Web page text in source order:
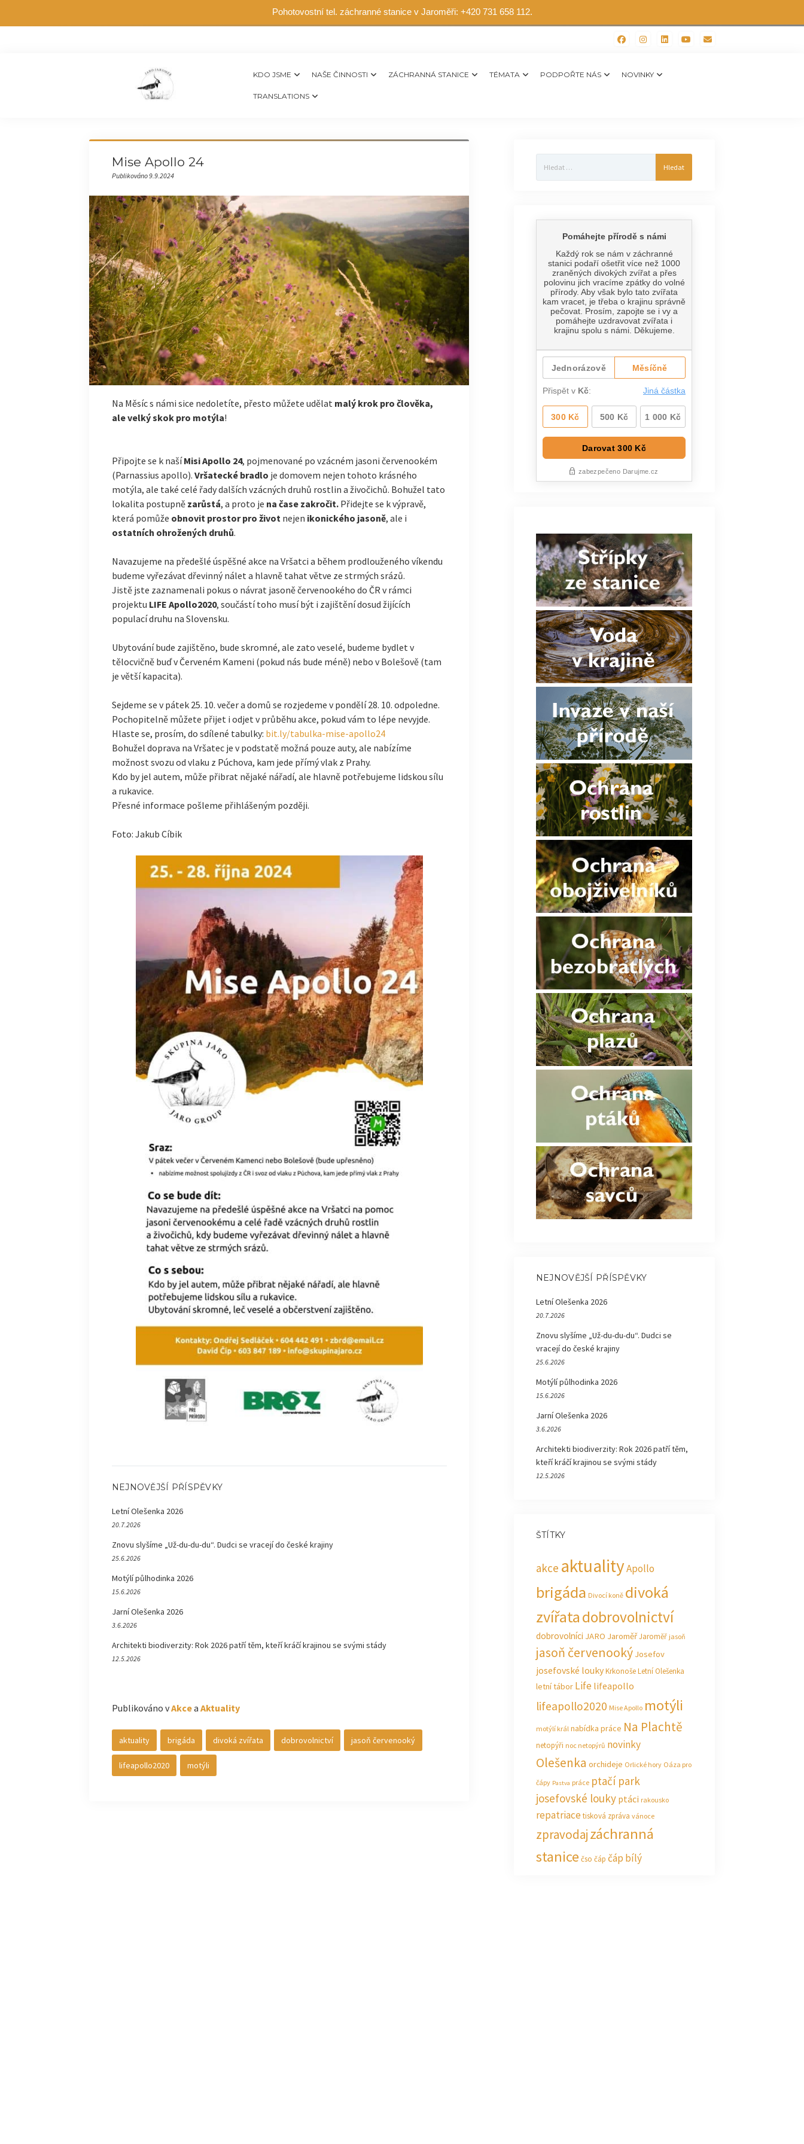
Pohotovostní tel. záchranné stanice v Jaroměři: +420 731 658 112.
KDO JSME NAŠE ČINNOSTI ZÁCHRANNÁ STANICE TÉMATA PODPOŘTE NÁS NOVINKY
TRANSLATIONS
Mise Apollo 24
Publikováno 9.9.2024
Na Měsíc s námi sice nedoletíte, přesto můžete udělat malý krok pro člověka,
ale velký skok pro motýla!
Připojte se k našíMisi Apollo 24, pojmenované po vzácném jasoni červenookém
(Parnassius apollo). Vršatecké bradlo je domovem nejen tohoto krásného
motýla, ale také celé řady dalších vzácných druhů rostlin a živočichů. Bohužel tato
lokalita postupně zarůstá, a proto je na čase zakročit.Přidejte se k výpravě,
která pomůže obnovit prostor pro životnejen ikonického jasoně, ale i
ostatních ohrožených druhů.
Navazujeme na předešlé úspěšné akce na Vršatci a během prodlouženého víkendu
budeme vyřezávat dřevinný nálet a hlavně tahat větve ze strmých srázů.
Jistě jste zaznamenali pokus o návrat jasoně červenookého do ČR v rámci
projektu LIFE Apollo2020, součástí toho musí být i zajištění dosud žijících
populací druhu na Slovensku.
Ubytování bude zajištěno, bude skromné, ale zato veselé, budeme bydlet v
tělocvičně buď v Červeném Kameni (pokud nás bude méně) nebo v Bolešově (tam
je větší kapacita).
Sejdeme se v pátek 25. 10. večer a domů se rozjedeme v pondělí 28. 10. odpoledne.
Pochopitelně můžete přijet i odjet v průběhu akce, pokud vám to lépe nevyjde.
Hlaste se, prosím, do sdílené tabulky: bit.ly/tabulka-mise-apollo24
Bohužel doprava na Vršatec je v podstatě možná pouze auty, ale nabízíme
možnost svozu od vlaku z Púchova, kam jede přímý vlak z Prahy.
Kdo by jel autem, může přibrat nějaké nářadí, ale hlavně potřebujeme lidskou sílu
a rukavice.
Přesné informace pošleme přihlášeným později.
Foto: Jakub Cíbik
NEJNOVĚJŠÍ PŘÍSPĚVKY
Letní Olešenka 2026
20.7.2026
Znovu slyšíme „Už-du-du-du“. Dudci se vracejí do české krajiny
25.6.2026
Motýlí půlhodinka 2026
15.6.2026
Jarní Olešenka 2026
3.6.2026
Architekti biodiverzity: Rok 2026 patří těm, kteří kráčí krajinou se svými stády
12.5.2026
Publikováno vAkcea Aktuality
aktuality brigáda divoká zvířata dobrovolnictví jasoň červenooký
lifeapollo2020 motýli
NEJNOVĚJŠÍ PŘÍSPĚVKY
Letní Olešenka 2026
20.7.2026
Znovu slyšíme „Už-du-du-du“. Dudci se
vracejí do české krajiny
25.6.2026
Motýlí půlhodinka 2026
15.6.2026
Jarní Olešenka 2026
3.6.2026
Architekti biodiverzity: Rok 2026 patří těm,
kteří kráčí krajinou se svými stády
12.5.2026
ŠTÍTKY
akce aktualityApollo
brigáda Divocí koně divoká
zvířatadobrovolnictví
dobrovolníci JARO JaroměřJaroměř jasoň
jasoň červenooký Josefov
josefovské loukyKrkonošeLetní Olešenka
letní tábor Life lifeapollo
lifeapollo2020 Mise Apollo motýli
motýlí král nabídka práce Na Plachtě
netopýři noc netopýrů novinky
Olešenka orchideje Orlické hory Oáza pro
čápy Pastva práce ptačí park
josefovské louky ptáci rakousko
repatriacetisková zpráva vánoce
zpravodajzáchranná
stanice čso čáp čáp bílý